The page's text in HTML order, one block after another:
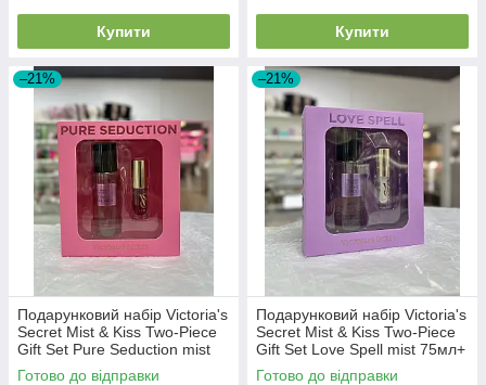
Купити Купити
–21%
Подарунковий набір Victoria's
Secret Mist & Kiss Two-Piece
Gift Set Pure Seduction mist
75мл+ lip oil 3.2г
Готово до відправки
–21%
Подарунковий набір Victoria's
Secret Mist & Kiss Two-Piece
Gift Set Love Spell mist 75мл+
lip oil 3.2г
Готово до відправки